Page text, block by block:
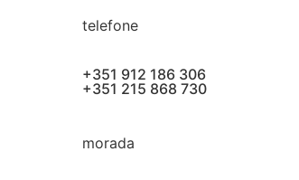
telefone
+351 912 186 306
+351 215 868 730
morada